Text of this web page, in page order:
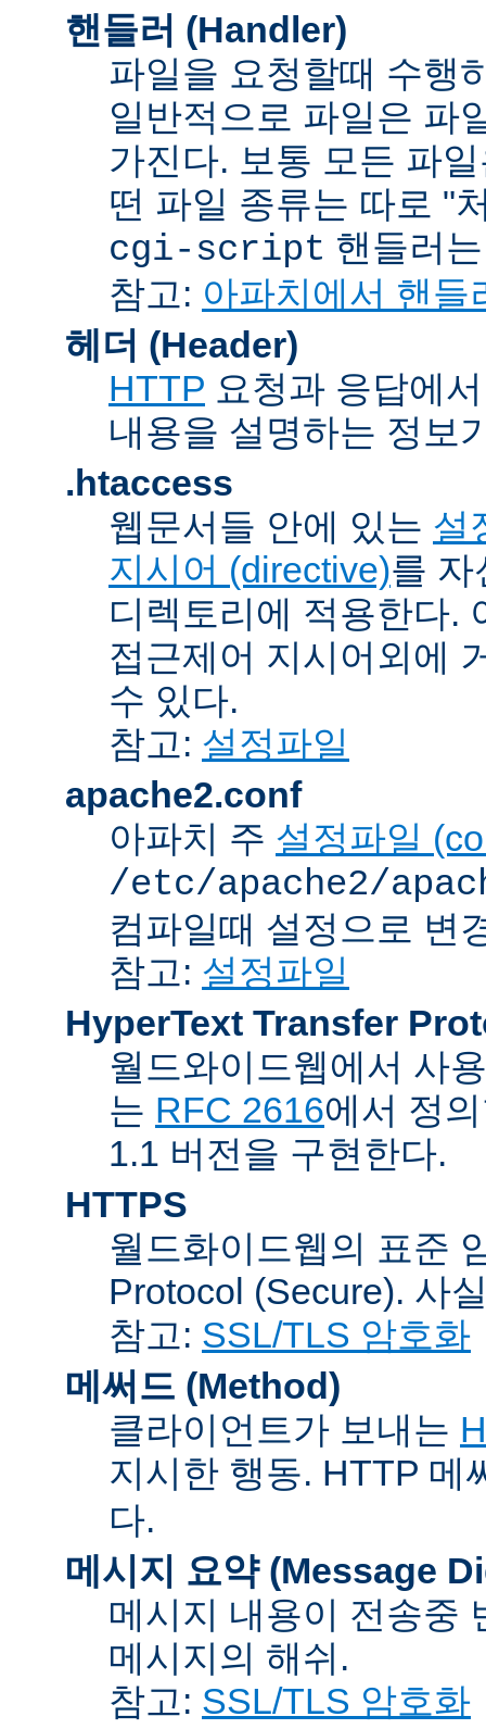
핸들러 (Handler)
파일을 요청할때 수행
일반적으로 파일은 파
가진다. 보통 모든 파
떤 파일 종류는 따로 "
cgi-script 핸들러
참고: 아파치에서 핸들
헤더 (Header)
HTTP 요청과 응답에
내용을 설명하는 정보
.htaccess
웹문서들 안에 있는 설
지시어 (directive)를 자
디렉토리에 적용한다.
접근제어 지시어외에
수 있다.
참고: 설정파일
apache2.conf
아파치 주 설정파일
/etc/apache2/
컴파일때 설정으로 변
참고: 설정파일
HyperText Transfer
월드와이드웹에서 사
는 RFC 2616에서 정
1.1 버전을 구현한다.
HTTPS
월드화이드웹의 표준
Protocol (Secure). 사
참고: SSL/TLS 암호화
메써드 (Method)
클라이언트가 보내는
지시한 행동. HTTP 메
다.
메시지 요약 (Message
메시지 내용이 전송중
메시지의 해쉬.
참고: SSL/TLS 암호화